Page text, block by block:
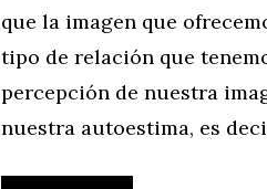
que la imagen que
tipo de relación que
percepción de nuestra
nuestra autoestima, es